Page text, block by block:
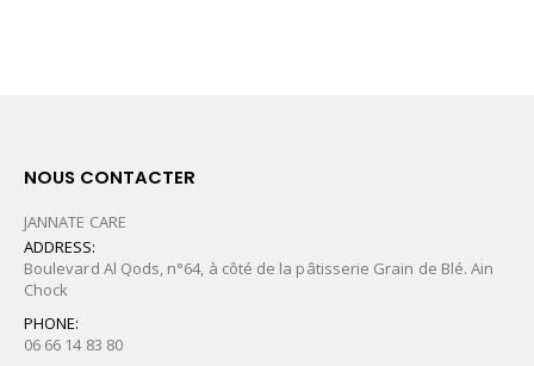
NOUS CONTACTER
JANNATE CARE
ADDRESS:
Boulevard Al Qods, n°64, à côté de la pâtisserie Grain de Blé. Ain
Chock
PHONE:
06 66 14 83 80